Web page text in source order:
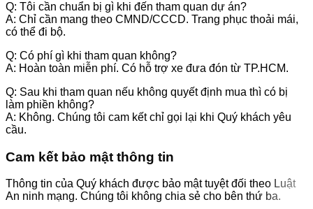
Q: Tôi cần chuẩn bị gì khi đến tham quan dự án?
A: Chỉ cần mang theo CMND/CCCD. Trang phục thoải mái,
có thể đi bộ.
Q: Có phí gì khi tham quan không?
A: Hoàn toàn miễn phí. Có hỗ trợ xe đưa đón từ TP.HCM.
Q: Sau khi tham quan nếu không quyết định mua thì có bị
làm phiền không?
A: Không. Chúng tôi cam kết chỉ gọi lại khi Quý khách yêu
cầu.
Cam kết bảo mật thông tin
Thông tin của Quý khách được bảo mật tuyệt đối theo Luật
An ninh mạng. Chúng tôi không chia sẻ cho bên thứ ba.